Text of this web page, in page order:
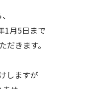
1月5日まで
きます。
しますが